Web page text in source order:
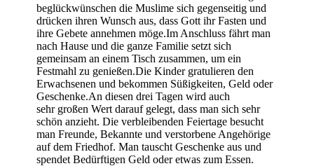
beglückwünschen die Muslime sich gegenseitig und
drücken ihren Wunsch aus, dass Gott ihr Fasten und
ihre Gebete annehmen möge.Im Anschluss fährt man
nach Hause und die ganze Familie setzt sich
gemeinsam an einem Tisch zusammen, um ein
Festmahl zu genießen.Die Kinder gratulieren den
Erwachsenen und bekommen Süßigkeiten, Geld oder
Geschenke.An diesen drei Tagen wird auch
sehr großen Wert darauf gelegt, dass man sich sehr
schön anzieht. Die verbleibenden Feiertage besucht
man Freunde, Bekannte und verstorbene Angehörige
auf dem Friedhof. Man tauscht Geschenke aus und
spendet Bedürftigen Geld oder etwas zum Essen.